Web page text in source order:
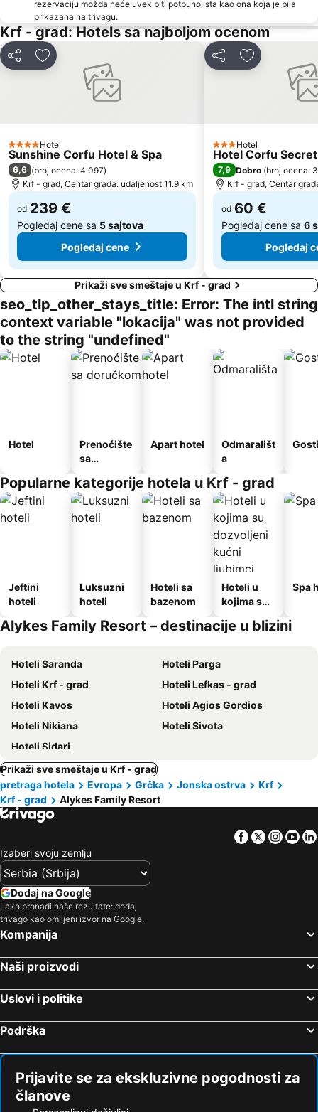
The Center of Parga
Plava laguna
Mikri Ammos
Paralies Kassiopis
Ionian Academy
K.T.E.L. Corfu
Agios Spyridon Church
Alykes Potamou
Ekthesiako Kentro Kerkuras Corexpo
Ali Pasha Fortress
Plaža Ipsos
Island of Virgin Mary
Lychnos
Agios Georgios
rezervaciju možda neće uvek biti potpuno ista kao ona koja je bila
prikazana na trivagu.
Krf - grad: Hotels sa najboljom ocenom
Deli Dodati u favorite
4 Zvezdice
Hotel
Sunshine Corfu Hotel & Spa
6,6 (broj ocena: 4.097)
Krf - grad, Centar grada: udaljenost 11.9 km
od 239 €
Pogledaj cene sa 5 sajtova
Pogledaj cene
Deli Dodati u
3 Zvezdice
Hotel
Hotel Corfu Secret
7,9 Dobro (broj ocena:
Krf - grad, Centar
od 60 €
Pogledaj cene sa 6
Pogledaj
Prikaži sve smeštaje u Krf - grad
seo_tlp_other_stays_title: Error: The intl string
context variable "lokacija" was not provided
to the string "undefined"
Hotel
Prenoćište
sa
Apart hotel
Odmarališt
a
Popularne kategorije hotela u Krf - grad
Jeftini
hoteli
Luksuzni
hoteli
Hoteli sa
bazenom
Hoteli u
kojima su
kućni
Spa
Alykes Family Resort – destinacije u blizini
Hoteli Saranda
Hoteli Parga
Hoteli Krf - grad
Hoteli Lefkas - grad
Hoteli Kavos
Hoteli Agios Gordios
Hoteli Nikiana
Hoteli Sivota
Hoteli Sidari
Prikaži sve smeštaje u Krf - grad
pretraga hotela
Evropa Grčka Jonska ostrva
Krf
Krf - grad
Alykes Family Resort
Facebook
Twitter
Izaberi svoju zemlju
Dodaj na Google
Lako pronađi naše rezultate: dodaj
trivago kao omiljeni izvor na Google.
Kompanija
Naši proizvodi
Uslovi i politike
Podrška
Prijavite se za ekskluzivne pogodnosti za
članove